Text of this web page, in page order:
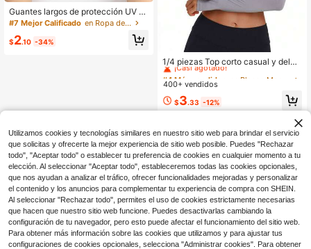
Guantes largos de protección UV 5
3% Spandex, color negro, adecuad
os para discoteca, boda, actuación
y ocasiones de Halloween
#7 Mejor Calificado en Ropa de mano
$2.10 -34%
1/4 piezas Top corto casual y delga
do para mujer con apertura frontal, t
op corto con manga tipo capa fresc
#4 Más vendidos
¡Casi agotado!
#4 Más vendidos
¡Casi agotado!
#4 Más vendidos
¡Casi agotado!
#4 Más vendidos
en Blanco Mangas de brazo para mujer
¡Casi agotado!
400+ vendidos
$3.33 -12%
Utilizamos cookies y tecnologías similares en nuestro sitio web para brindar el servicio
que solicitas y ofrecerte la mejor experiencia de sitio web posible. Puedes "Rechazar
todo", "Aceptar todo" o establecer tu preferencia de cookies en cualquier momento a tu
elección. Al seleccionar "Aceptar todo", estableceremos todas las cookies opcionales,
que nos ayudan a analizar el tráfico, ofrecer funcionalidades mejoradas y personalizar
el contenido y los anuncios para complementar tu experiencia de compra con SHEIN.
Al seleccionar "Rechazar todo", permites el uso de cookies estrictamente necesarias
que hacen que nuestro sitio web funcione. Puedes desactivarlas cambiando la
configuración de tu navegador, pero esto puede afectar el funcionamiento del sitio web.
Para obtener más información sobre las cookies que utilizamos y para ajustar tus
configuraciones de cookies opcionales, selecciona "Administrar cookies". Para obtener